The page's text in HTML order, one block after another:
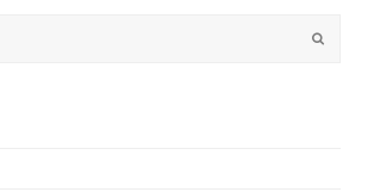
Submit